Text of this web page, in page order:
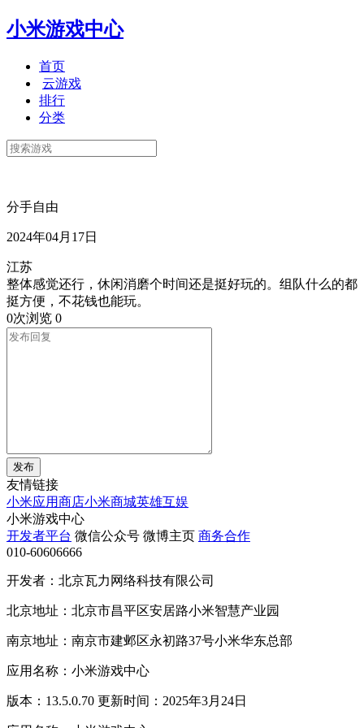
小米游戏中心
首页
云游戏
排行
分类
分手自由
2024年04月17日
江苏
整体感觉还行，休闲消磨个时间还是挺好玩的。组队什么的都
挺方便，不花钱也能玩。
0次浏览 0
发布
友情链接
小米应用商店小米商城英雄互娱
小米游戏中心
开发者平台 微信公众号 微博主页 商务合作
010-60606666
开发者：北京瓦力网络科技有限公司
北京地址：北京市昌平区安居路小米智慧产业园
南京地址：南京市建邺区永初路37号小米华东总部
应用名称：小米游戏中心
版本：13.5.0.70 更新时间：2025年3月24日